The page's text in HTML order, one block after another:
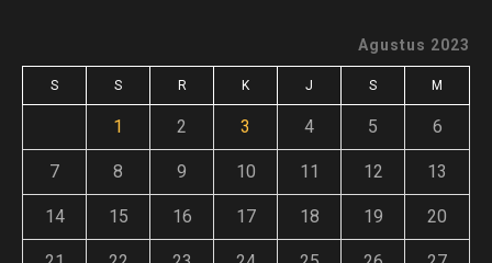
Agustus 2023
S S R K J S M
1 2 3 4 5 6
7 8 9 10 11 12 13
14 15 16 17 18 19 20